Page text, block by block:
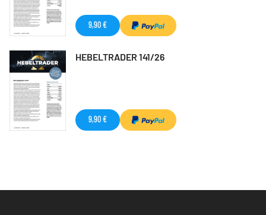
9,90 €
HEBELTRADER 141/26
9,90 €